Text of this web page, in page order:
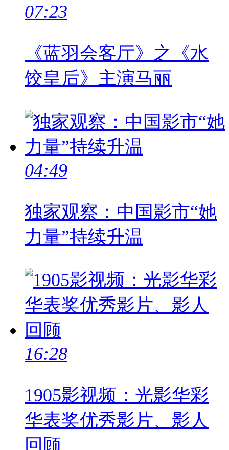
07:23
《蓝羽会客厅》之《水
饺皇后》主演马丽
04:49
独家观察：中国影市“她
力量”持续升温
16:28
1905影视频：光影华彩
华表奖优秀影片、影人
回顾